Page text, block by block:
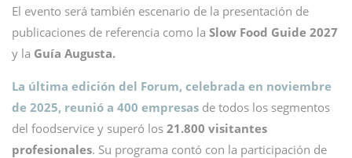
El evento será también escenario de la presentación de
publicaciones de referencia como la Slow Food Guide 2027
y la Guía Augusta.
La última edición del Forum, celebrada en noviembre
de 2025, reunió a 400 empresas de todos los segmentos
del foodservice y superó los 21.800 visitantes
profesionales. Su programa contó con la participación de